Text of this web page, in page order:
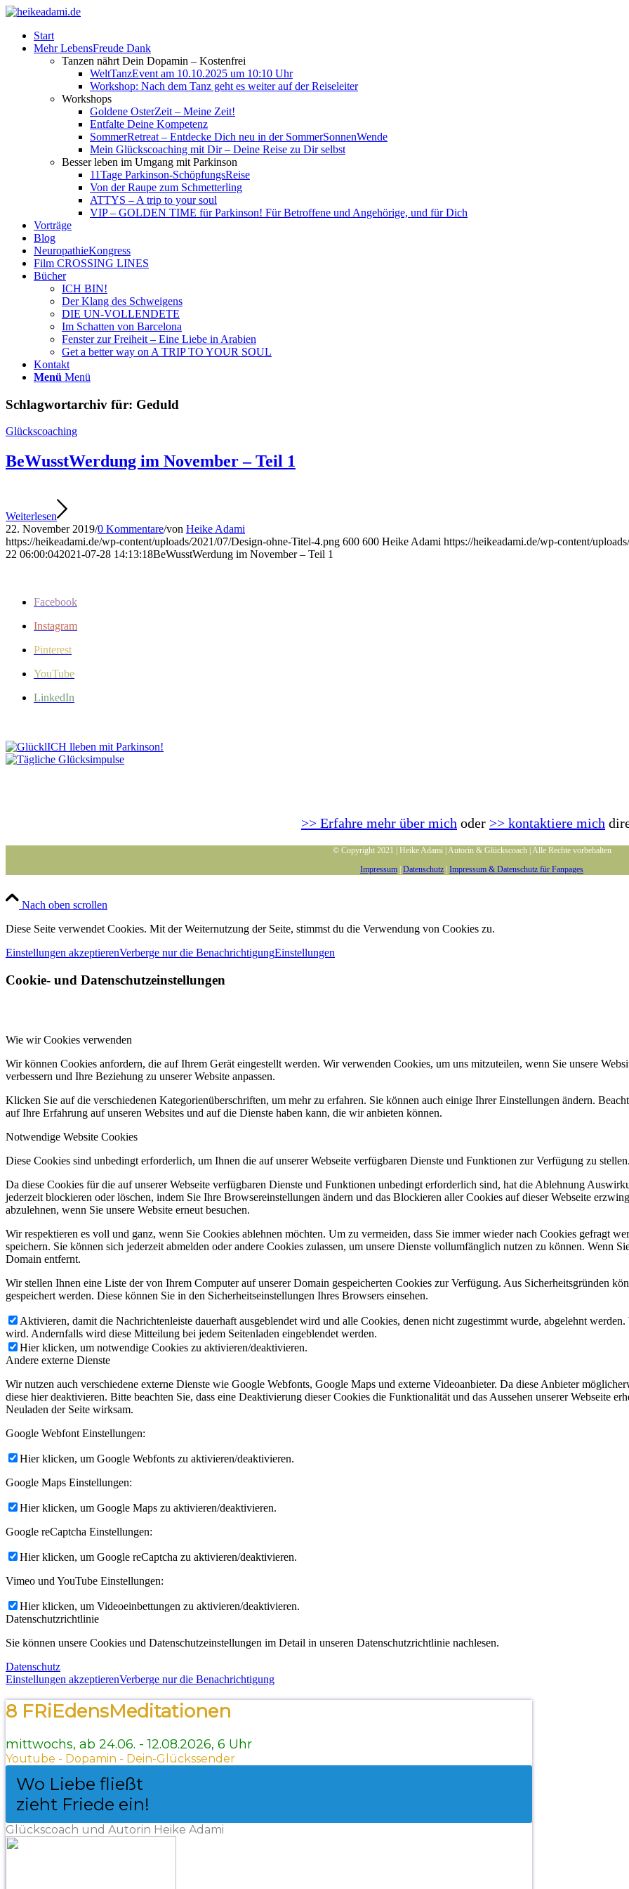
Start
Mehr LebensFreude Dank
Tanzen nährt Dein Dopamin – Kostenfrei
WeltTanzEvent am 10.10.2025 um 10:10 Uhr
Workshop: Nach dem Tanz geht es weiter auf der Reiseleiter
Workshops
Goldene OsterZeit – Meine Zeit!
Entfalte Deine Kompetenz
SommerRetreat – Entdecke Dich neu in der SommerSonnenWende
Mein Glückscoaching mit Dir – Deine Reise zu Dir selbst
Besser leben im Umgang mit Parkinson
11Tage Parkinson-SchöpfungsReise
Von der Raupe zum Schmetterling
ATTYS – A trip to your soul
VIP – GOLDEN TIME für Parkinson! Für Betroffene und Angehörige, und für Dich
Vorträge
Blog
NeuropathieKongress
Film CROSSING LINES
Bücher
ICH BIN!
Der Klang des Schweigens
DIE UN-VOLLENDETE
Im Schatten von Barcelona
Fenster zur Freiheit – Eine Liebe in Arabien
Get a better way on A TRIP TO YOUR SOUL
Kontakt
Menü Menü
Schlagwortarchiv für: Geduld
Glückscoaching
BeWusstWerdung im November – Teil 1
Weiterlesen
22. November 2019/0 Kommentare/von Heike Adami
https://heikeadami.de/wp-content/uploads/2021/07/Design-ohne-Titel-4.png 600 600 Heike Adami https://heikeadami.de/wp-content/
22 06:00:042021-07-28 14:13:18BeWusstWerdung im November – Teil 1
Facebook
Instagram
Pinterest
YouTube
LinkedIn
>> Erfahre mehr über mich oder >> kontaktiere mich
© Copyright 2021 | Heike Adami | Autorin & Glückscoach | Alle Rechte vorbehalten
Impressum Datenschutz Impressum & Datenschutz für Fanpages
Nach oben scrollen
Diese Seite verwendet Cookies. Mit der Weiternutzung der Seite, stimmst du die Verwendung von Cookies zu.
Einstellungen akzeptierenVerberge nur die BenachrichtigungEinstellungen
Cookie- und Datenschutzeinstellungen
Wie wir Cookies verwenden
Wir können Cookies anfordern, die auf Ihrem Gerät eingestellt werden. Wir verwenden Cookies, um uns mitzuteilen, wenn Sie unsere
verbessern und Ihre Beziehung zu unserer Website anpassen.
Klicken Sie auf die verschiedenen Kategorienüberschriften, um mehr zu erfahren. Sie können auch einige Ihrer Einstellungen ändern.
auf Ihre Erfahrung auf unseren Websites und auf die Dienste haben kann, die wir anbieten können.
Notwendige Website Cookies
Diese Cookies sind unbedingt erforderlich, um Ihnen die auf unserer Webseite verfügbaren Dienste und Funktionen zur Verfügung zu
Da diese Cookies für die auf unserer Webseite verfügbaren Dienste und Funktionen unbedingt erforderlich sind, hat die Ablehnung
jederzeit blockieren oder löschen, indem Sie Ihre Browsereinstellungen ändern und das Blockieren aller Cookies auf dieser Webseite
abzulehnen, wenn Sie unsere Website erneut besuchen.
Wir respektieren es voll und ganz, wenn Sie Cookies ablehnen möchten. Um zu vermeiden, dass Sie immer wieder nach Cookies gefragt
speichern. Sie können sich jederzeit abmelden oder andere Cookies zulassen, um unsere Dienste vollumfänglich nutzen zu können. Wenn
Domain entfernt.
Wir stellen Ihnen eine Liste der von Ihrem Computer auf unserer Domain gespeicherten Cookies zur Verfügung. Aus Sicherheitsgründen
gespeichert werden. Diese können Sie in den Sicherheitseinstellungen Ihres Browsers einsehen.
Aktivieren, damit die Nachrichtenleiste dauerhaft ausgeblendet wird und alle Cookies, denen nicht zugestimmt wurde, abgelehnt
wird. Andernfalls wird diese Mitteilung bei jedem Seitenladen eingeblendet werden.
Hier klicken, um notwendige Cookies zu aktivieren/deaktivieren.
Andere externe Dienste
Wir nutzen auch verschiedene externe Dienste wie Google Webfonts, Google Maps und externe Videoanbieter. Da diese Anbieter
diese hier deaktivieren. Bitte beachten Sie, dass eine Deaktivierung dieser Cookies die Funktionalität und das Aussehen unserer Webseite
Neuladen der Seite wirksam.
Google Webfont Einstellungen:
Hier klicken, um Google Webfonts zu aktivieren/deaktivieren.
Google Maps Einstellungen:
Hier klicken, um Google Maps zu aktivieren/deaktivieren.
Google reCaptcha Einstellungen:
Hier klicken, um Google reCaptcha zu aktivieren/deaktivieren.
Vimeo und YouTube Einstellungen:
Hier klicken, um Videoeinbettungen zu aktivieren/deaktivieren.
Datenschutzrichtlinie
Sie können unsere Cookies und Datenschutzeinstellungen im Detail in unseren Datenschutzrichtlinie nachlesen.
Datenschutz
Einstellungen akzeptierenVerberge nur die Benachrichtigung
8 FRiEdensMeditationen
mittwochs, ab 24.06. - 12.08.2026, 6 Uhr
Youtube - Dopamin - Dein-Glückssender
Wo Liebe fließt
zieht Friede ein!
Glückscoach und Autorin Heike Adami